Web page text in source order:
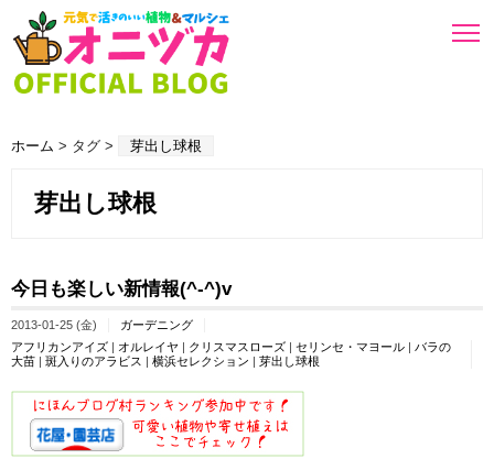
ホーム > タグ > 芽出し球根
芽出し球根
今日も楽しい新情報(^-^)v
2013-01-25 (金)
ガーデニング
アフリカンアイズ | オルレイヤ | クリスマスローズ | セリンセ・マヨール | バラの
大苗 | 斑入りのアラビス | 横浜セレクション | 芽出し球根